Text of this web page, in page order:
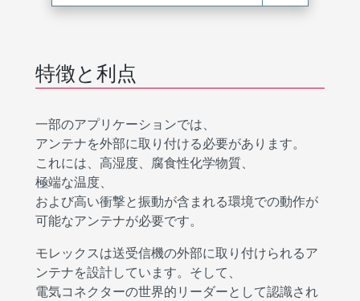
特徴と利点
一部のアプリケーションでは、
アンテナを外部に取り付ける必要があります。
これには、高湿度、腐食性化学物質、
極端な温度、
および高い衝撃と振動が含まれる環境での動作が
可能なアンテナが必要です。
モレックスは送受信機の外部に取り付けられるア
ンテナを設計しています。そして、
電気コネクターの世界的リーダーとして認識され